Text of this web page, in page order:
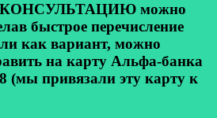
КОНСУЛЬТАЦИЮ можно
быстрое перечисление
как вариант, можно
на карту Альфа-банка
(мы привязали эту карту к